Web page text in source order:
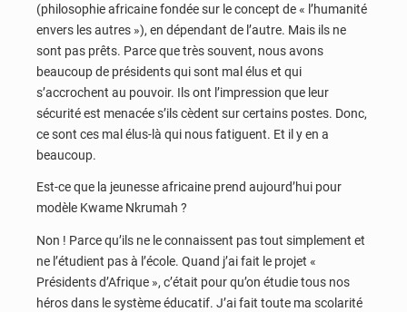
(philosophie africaine fondée sur le concept de « l’humanité
envers les autres »), en dépendant de l’autre. Mais ils ne
sont pas prêts. Parce que très souvent, nous avons
beaucoup de présidents qui sont mal élus et qui
s’accrochent au pouvoir. Ils ont l’impression que leur
sécurité est menacée s’ils cèdent sur certains postes. Donc,
ce sont ces mal élus-là qui nous fatiguent. Et il y en a
beaucoup.
Est-ce que la jeunesse africaine prend aujourd’hui pour
modèle Kwame Nkrumah ?
Non ! Parce qu’ils ne le connaissent pas tout simplement et
ne l’étudient pas à l’école. Quand j’ai fait le projet «
Présidents d’Afrique », c’était pour qu’on étudie tous nos
héros dans le système éducatif. J’ai fait toute ma scolarité